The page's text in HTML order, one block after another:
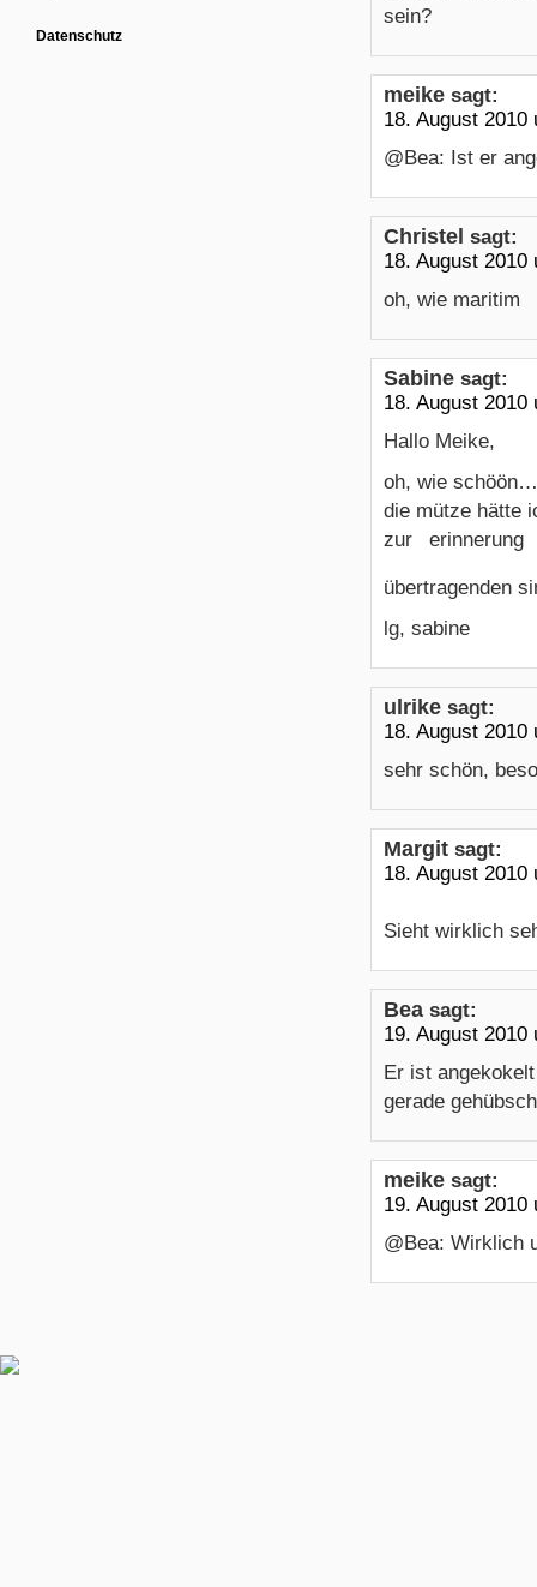
sein?
meike sagt:
18. August 2010
@Bea: Ist er
Christel sagt:
18. August 2010
oh, wie maritim
Sabine sagt:
18. August 2010
Hallo Meike,
oh, wie
die mütze hätte
zur
übertragenden
lg, sabine
ulrike sagt:
18. August 2010
sehr schön,
Margit sagt:
18. August 2010
Sieht wirklich
Bea sagt:
19. August 2010
Er ist
gerade
meike sagt:
19. August 2010
@Bea: Wirklich
Datenschutz